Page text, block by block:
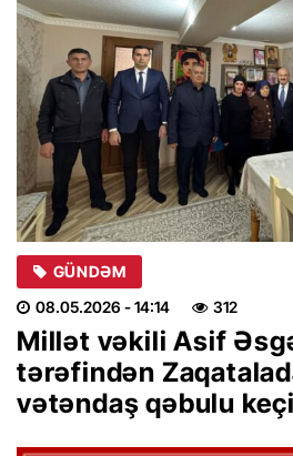
GÜNDƏM
08.05.2026 - 14:14 312
Millət vəkili Asif
tərəfindən
vətəndaş qəbulu